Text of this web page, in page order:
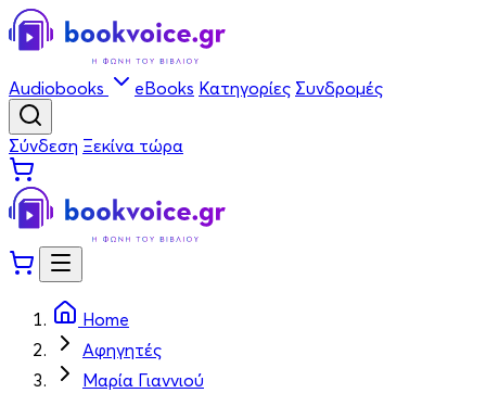
Audiobooks eBooks Κατηγορίες Συνδρομές
Σύνδεση Ξεκίνα τώρα
Home
Αφηγητές
Μαρία Γιαννιού